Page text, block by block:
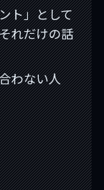
ト」として
れだけの話
わない人